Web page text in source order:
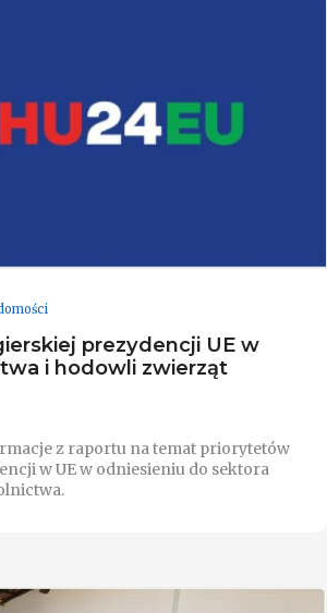
prezydencji UE w
i hodowli zwierząt
z raportu na temat priorytetów
w UE w odniesieniu do sektora